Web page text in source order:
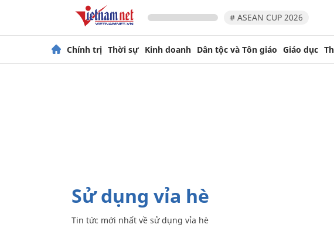
# ASEAN CUP 2026
Chính trị Thời sự Kinh doanh Dân tộc và Tôn giáo Giáo dục
sử dụng vỉa hè
Tin tức mới nhất về sử dụng vỉa hè